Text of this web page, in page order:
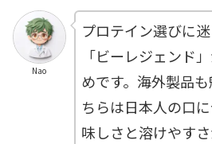
Nao
プロテイン選びに
「ビーレジェンド
めです。海外製品
ちらは日本人の口
味しさと溶けやすさ